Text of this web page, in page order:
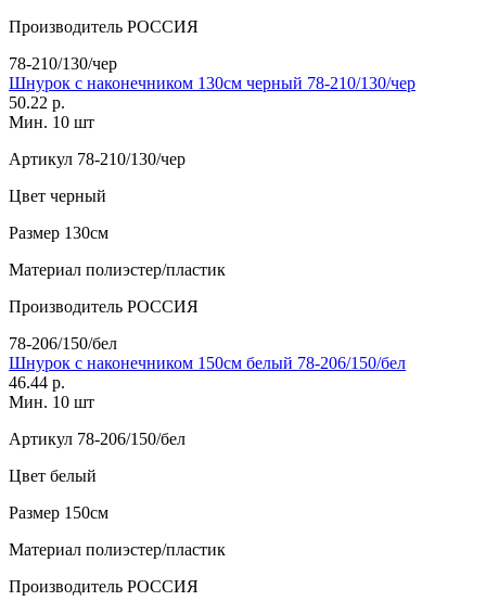
Производитель РОССИЯ
78-210/130/чер
Шнурок с наконечником 130см черный 78-210/130/чер
50.22 р.
Мин. 10 шт
Артикул 78-210/130/чер
Цвет черный
Размер 130см
Материал полиэстер/пластик
Производитель РОССИЯ
78-206/150/бел
Шнурок с наконечником 150см белый 78-206/150/бел
46.44 р.
Мин. 10 шт
Артикул 78-206/150/бел
Цвет белый
Размер 150см
Материал полиэстер/пластик
Производитель РОССИЯ